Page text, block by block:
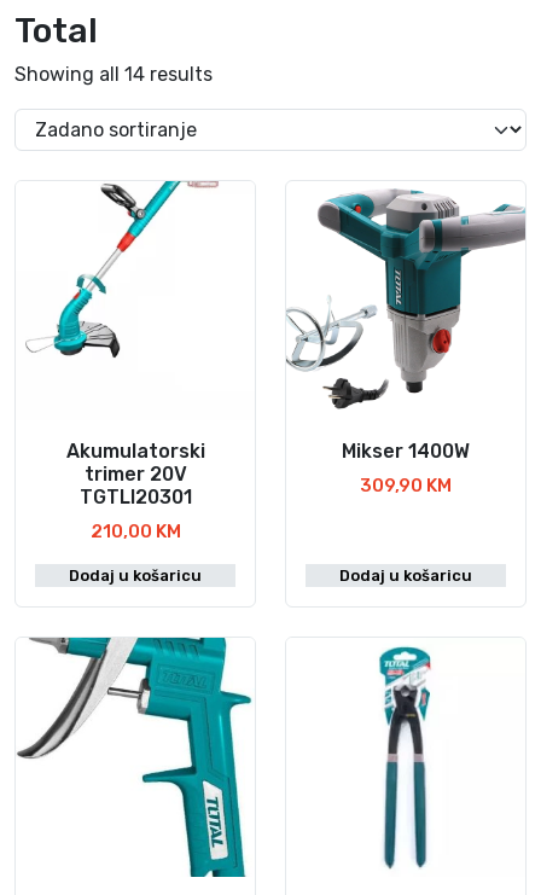
Total
Showing all 14 results
Akumulatorski
trimer 20V
TGTLI20301
210,00 KM
Dodaj u košaricu
Mikser 1400W
309,90 KM
Dodaj u košaricu